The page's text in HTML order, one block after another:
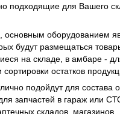
подходящие для Вашего
основным оборудованием
будут размещаться
на складе, в амбаре -
остатков
подойдут для состава
запчастей в гараж или
складов, магазинов,